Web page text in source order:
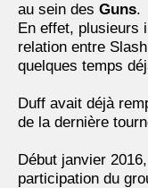
au sein des Guns.
En effet, plusieurs
relation entre
quelques temps
Duff avait déjà
de la dernière
Début janvier
participation du